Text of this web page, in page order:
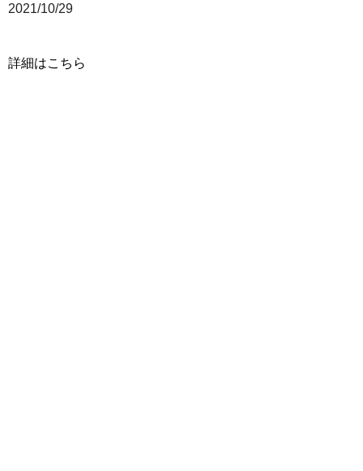
2021/10/29
詳細はこちら